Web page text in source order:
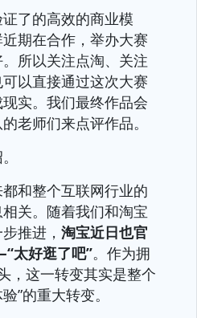
了的高效的商业模
期在合作，举办大赛
所以关注点淘、关注
以直接通过这次大赛
实。我们最终作品会
老师们来点评作品。
和整个互联网行业的
关。随着我们和淘宝
推进， 淘宝近日也官
太好逛了吧”。作为拥
，这一转变其实是整个
”的重大转变。